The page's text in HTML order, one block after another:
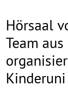
Hörsaal
Team
Kinderuni